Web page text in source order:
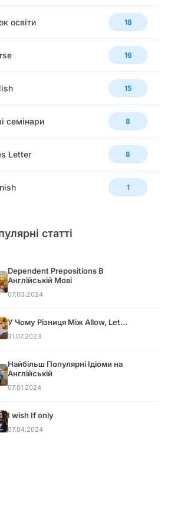
освіти 18
16
15
семінари 8
Letter 8
1
статті
Dependent Prepositions В
Англійській Мові
07.03.2024
У Чому Різниця Між Allow, Let…
31.07.2023
Найбільш Популярні Ідіоми на
Англійській
07.01.2024
I wish If only
07.04.2024